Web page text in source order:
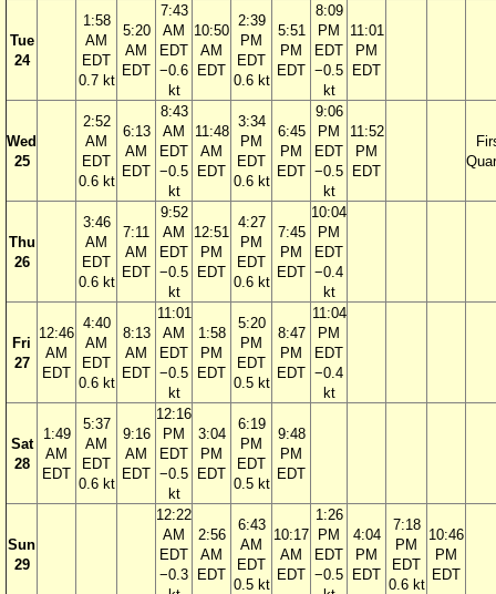
Tue
24
1:58
AM
EDT
0.7 kt
5:20
AM
EDT
7:43
AM
EDT
−0.6
kt
10:50
AM
EDT
2:39
PM
EDT
0.6 kt
5:51
PM
EDT
8:09
PM
EDT
−0.5
kt
11:01
PM
EDT
Wed
25
2:52
AM
EDT
0.6 kt
6:13
AM
EDT
8:43
AM
EDT
−0.5
kt
11:48
AM
EDT
3:34
PM
EDT
0.6 kt
6:45
PM
EDT
9:06
PM
EDT
−0.5
kt
11:52
PM
EDT
Thu
26
3:46
AM
EDT
0.6 kt
7:11
AM
EDT
9:52
AM
EDT
−0.5
kt
12:51
PM
EDT
4:27
PM
EDT
0.6 kt
7:45
PM
EDT
10:04
PM
EDT
−0.4
kt
Fri
27
12:46
AM
EDT
4:40
AM
EDT
0.6 kt
8:13
AM
EDT
11:01
AM
EDT
−0.5
kt
1:58
PM
EDT
5:20
PM
EDT
0.5 kt
8:47
PM
EDT
11:04
PM
EDT
−0.4
kt
Sat
28
1:49
AM
EDT
5:37
AM
EDT
0.6 kt
9:16
AM
EDT
12:16
PM
EDT
−0.5
kt
3:04
PM
EDT
6:19
PM
EDT
0.5 kt
9:48
PM
EDT
Sun
29
12:22
AM
EDT
−0.3
2:56
AM
EDT
6:43
AM
EDT
0.5 kt
10:17
AM
EDT
1:26
PM
EDT
−0.5
4:04
PM
EDT
7:18
PM
EDT
0.6 kt
10:46
PM
EDT